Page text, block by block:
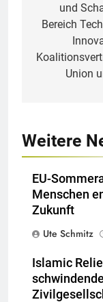
und
Bereich
Union
Weitere
EU-
Menschen
Zukunft
Ute Schmitz
Islamic